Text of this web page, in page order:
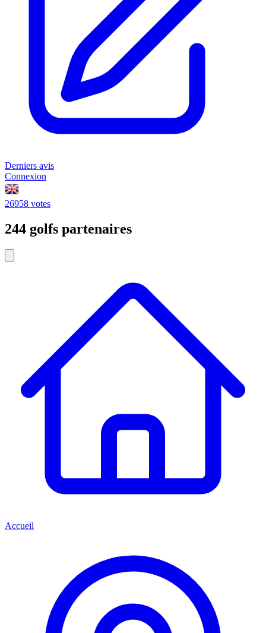
Derniers avis
Connexion
26958 votes
244 golfs partenaires
Accueil